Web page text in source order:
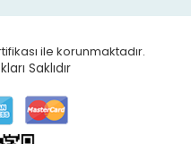
ile korunmaktadır.
Saklıdır